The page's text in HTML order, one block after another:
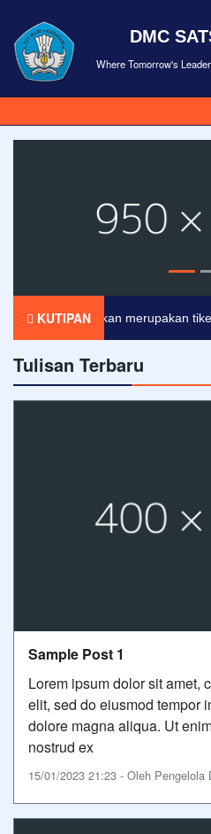
DMC
Where Tomorrow's
KUTIPAN
Pendidikan merupakan tiket
Tulisan Terbaru
Sample Post 1
Lorem ipsum dolor sit amet,
elit, sed do eiusmod tempor
dolore magna aliqua. Ut
nostrud ex
15/01/2023 21:23 - Oleh Pengelola